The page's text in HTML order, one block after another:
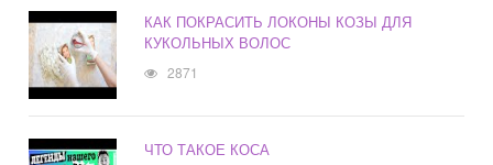
КАК ПОКРАСИТЬ ЛОКОНЫ КОЗЫ ДЛЯ
КУКОЛЬНЫХ ВОЛОС
2871
ЧТО ТАКОЕ КОСА